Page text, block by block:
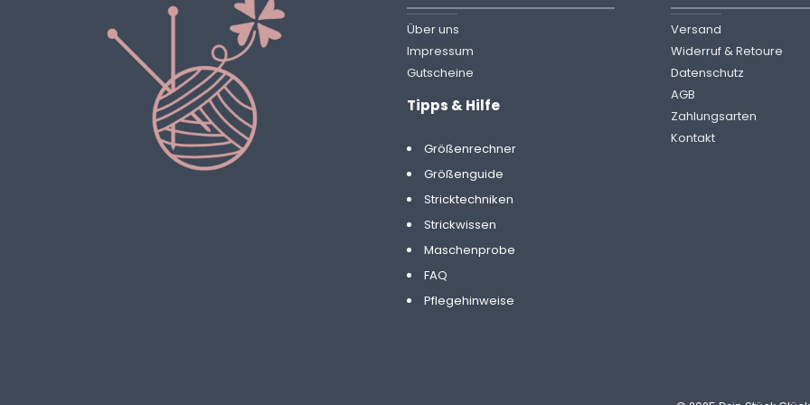
Über uns
Impressum
Gutscheine
Tipps & Hilfe
Größenrechner
Größenguide
Stricktechniken
Strickwissen
Maschenprobe
FAQ
Pflegehinweise
Versand
Widerruf & Retoure
Datenschutz
AGB
Zahlungsarten
Kontakt